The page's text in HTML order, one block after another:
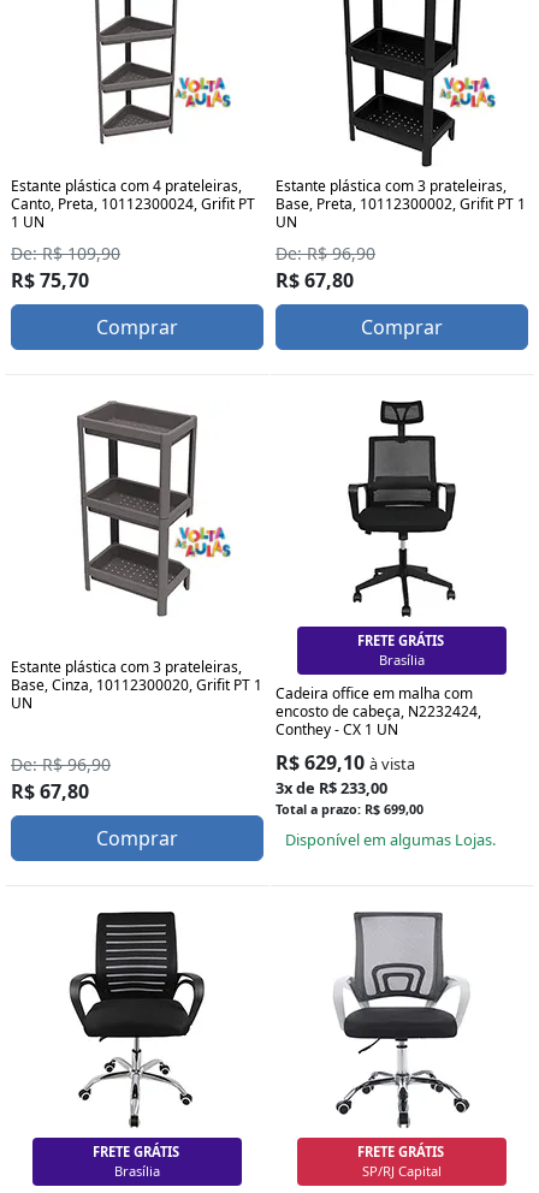
Estante plástica com 4 prateleiras,
Canto, Preta, 10112300024, Grifit PT
1 UN
De: R$ 109,90
R$ 75,70
Comprar
Estante plástica com 3 prateleiras,
Base, Preta, 10112300002, Grifit PT 1
UN
De: R$ 96,90
R$ 67,80
Comprar
Estante plástica com 3 prateleiras,
Base, Cinza, 10112300020, Grifit PT 1
UN
De: R$ 96,90
R$ 67,80
Comprar
FRETE GRÁTIS
Curitiba
Cadeira office em malha com
encosto de cabeça, N2232424,
Conthey - CX 1 UN
R$ 629,10 à vista
3x de R$ 233,00
Total a prazo: R$ 699,00
Disponível em algumas Lojas.
FRETE GRÁTIS
Curitiba
FRETE GRÁTIS
Grande SP/RJ